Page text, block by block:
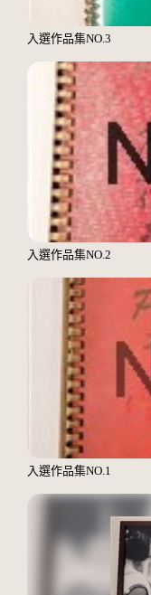
入選作品集NO.3
入選作品集NO.2
入選作品集NO.1